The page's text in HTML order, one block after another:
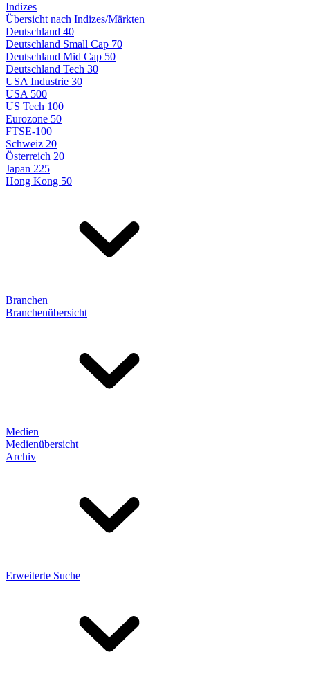
Indizes
Übersicht nach Indizes/Märkten
Deutschland 40
Deutschland Small Cap 70
Deutschland Mid Cap 50
Deutschland Tech 30
USA Industrie 30
USA 500
US Tech 100
Eurozone 50
FTSE-100
Schweiz 20
Österreich 20
Japan 225
Hong Kong 50
Branchen
Branchenübersicht
Medien
Medienübersicht
Archiv
Erweiterte Suche